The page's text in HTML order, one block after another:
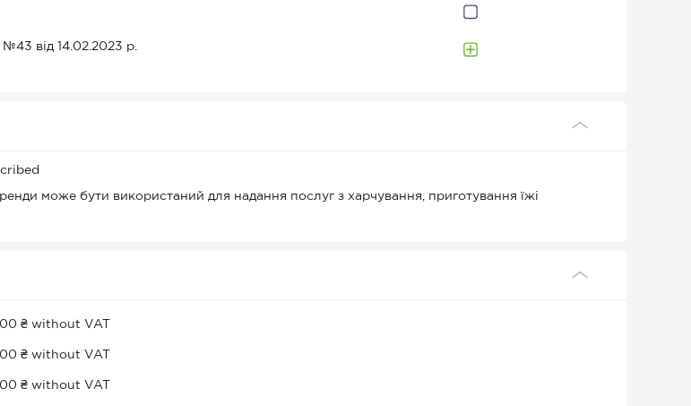
від 14.02.2023 р.
може бути використаний для надання послуг з харчування, приготування їжі
₴ without VAT
₴ without VAT
₴ without VAT